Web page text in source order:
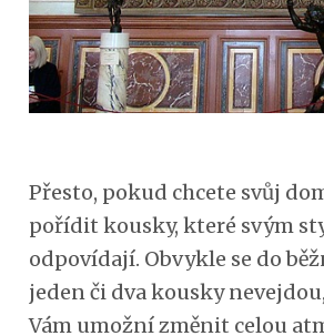
Přesto, pokud chcete svůj
pořídit kousky, které svým
odpovídají. Obvykle se do
jeden či dva kousky
Vám umožní změnit celou